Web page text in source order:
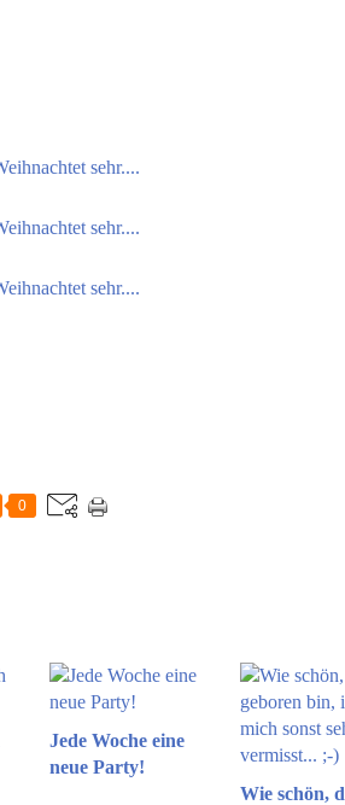
0
Jede Woche eine
neue Party!
Wie schön,